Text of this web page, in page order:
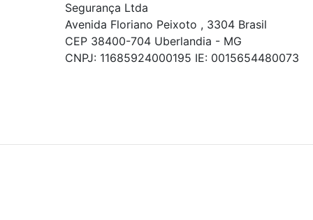
Segurança Ltda
Avenida Floriano Peixoto , 3304 Brasil
CEP 38400-704 Uberlandia - MG
CNPJ: 11685924000195 IE: 0015654480073